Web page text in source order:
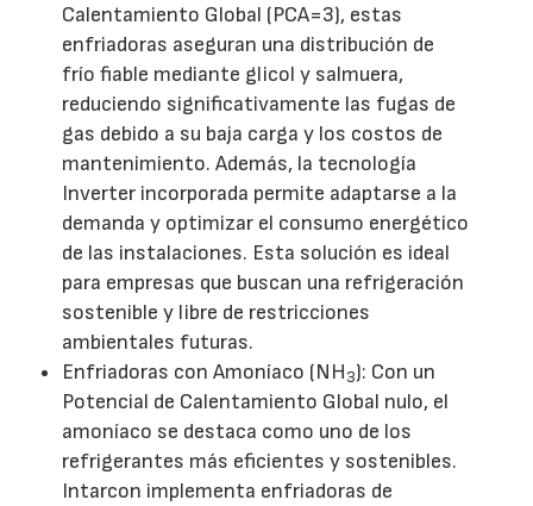
Calentamiento Global (PCA=3), estas
enfriadoras aseguran una distribución de
frío fiable mediante glicol y salmuera,
reduciendo significativamente las fugas de
gas debido a su baja carga y los costos de
mantenimiento. Además, la tecnología
Inverter incorporada permite adaptarse a la
demanda y optimizar el consumo energético
de las instalaciones. Esta solución es ideal
para empresas que buscan una refrigeración
sostenible y libre de restricciones
ambientales futuras.
Enfriadoras con Amoníaco (NH3): Con un
Potencial de Calentamiento Global nulo, el
amoníaco se destaca como uno de los
refrigerantes más eficientes y sostenibles.
Intarcon implementa enfriadoras de